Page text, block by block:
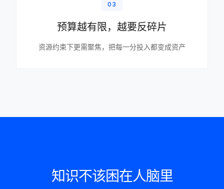
03
预算越有限，越要反碎片
资源约束下更需聚焦，把每一分投入都变成资产
知识不该困在人脑里